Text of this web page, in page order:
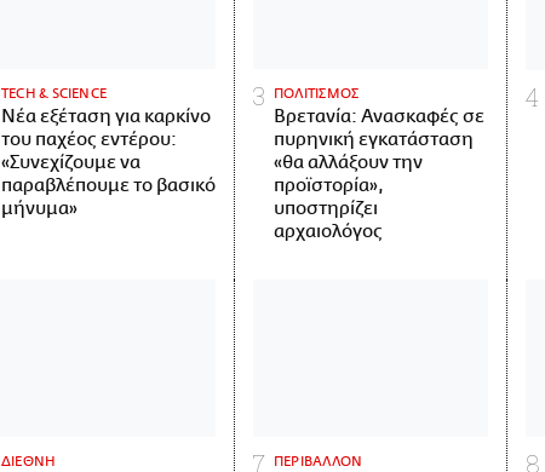
ΤECH & SCIENCE
Νέα εξέταση για καρκίνο
του παχέος εντέρου:
«Συνεχίζουμε να
παραβλέπουμε το βασικό
μήνυμα»
ΠΟΛΙΤΙΣΜΟΣ
Βρετανία: Ανασκαφές σε
πυρηνική εγκατάσταση
«θα αλλάξουν την
προϊστορία»,
υποστηρίζει
αρχαιολόγος
ΔΙΕΘΝΗ ΠΕΡΙΒΑΛΛΟΝ